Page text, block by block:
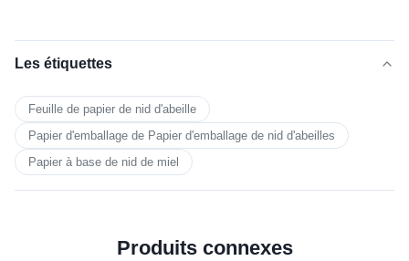
Les étiquettes
Feuille de papier de nid d'abeille
Papier d'emballage de Papier d'emballage de nid d'abeilles
Papier à base de nid de miel
Produits connexes